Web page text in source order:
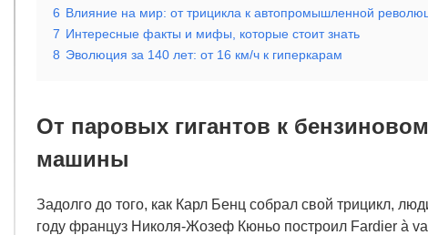
6 Влияние на мир: от трицикла к автопромышленной
7 Интересные факты и мифы, которые стоит знать
8 Эволюция за 140 лет: от 16 км/ч к гиперкарам
От паровых гигантов к
машины
Задолго до того, как Карл Бенц собрал свой трицикл,
году француз Николя-Жозеф Кюньо построил Fardier à